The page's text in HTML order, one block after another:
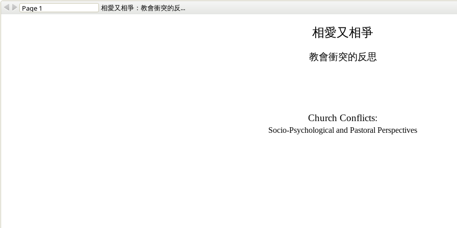
相愛又相爭：教會衝突的反...
相愛又相爭
教會衝突的反思
Church Conflicts:
Socio-Psychological and Pastoral Perspectives